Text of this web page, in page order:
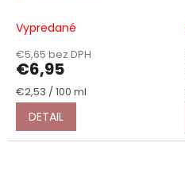
275ml
Vypredané
€5,65 bez DPH
€6,95
Jednotková
cena:
€2,53 / 100 ml
DETAIL